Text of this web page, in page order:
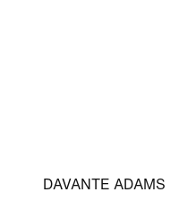
DAVANTE ADAMS